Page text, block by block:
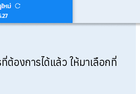
ต้องการได้แล้ว ให้มาเลือกที่